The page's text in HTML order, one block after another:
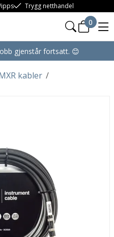
Trygg netthandel
0
gjenstår fortsatt. 😊
/
kabler